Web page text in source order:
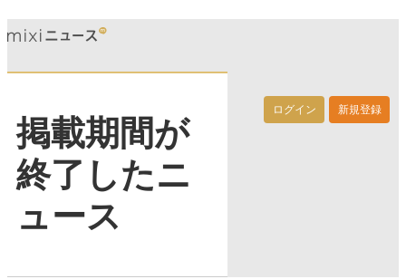
ログイン 新規登録
掲載期間が
終了したニ
ュース